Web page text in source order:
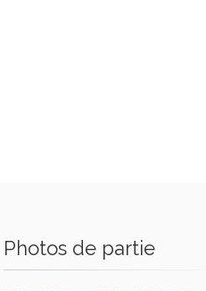
Photos de partie